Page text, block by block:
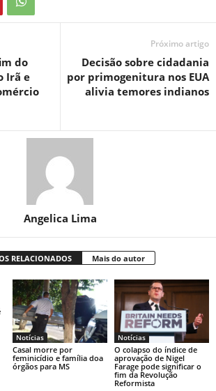
do
Irã e
Próximo artigo
Decisão sobre cidadania
por primogenitura nos EUA
alivia temores indianos
Angelica Lima
RELACIONADOS Mais do autor
Notícias
Casal morre por
feminicídio e família doa
órgãos para MS
Notícias
O colapso do índice de
aprovação de Nigel
Farage pode significar o
fim da Revolução
Reformista